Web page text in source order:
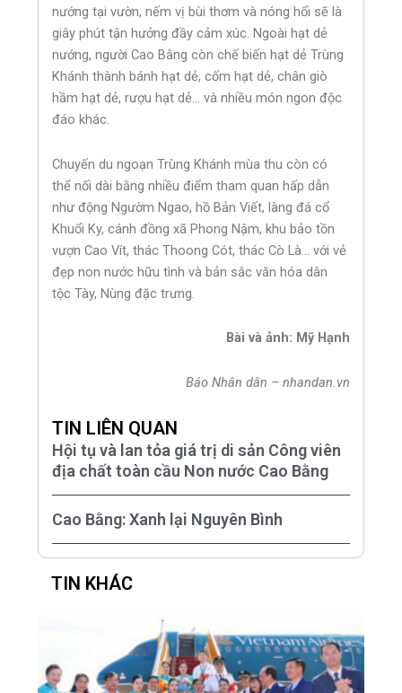
nướng tại vườn, nếm vị bùi thơm và nóng hổi sẽ là
giây phút tận hưởng đầy cảm xúc. Ngoài hạt dẻ
nướng, người Cao Bằng còn chế biến hạt dẻ Trùng
Khánh thành bánh hạt dẻ, cốm hạt dẻ, chân giò
hầm hạt dẻ, rượu hạt dẻ… và nhiều món ngon độc
đáo khác.
Chuyến du ngoạn Trùng Khánh mùa thu còn có
thể nối dài bằng nhiều điểm tham quan hấp dẫn
như động Ngườm Ngao, hồ Bản Viết, làng đá cổ
Khuổi Ky, cánh đồng xã Phong Nậm, khu bảo tồn
vượn Cao Vít, thác Thoong Cót, thác Cò Là… với vẻ
đẹp non nước hữu tình và bản sắc văn hóa dân
tộc Tày, Nùng đặc trưng.
Bài và ảnh: Mỹ Hạnh
Báo Nhân dân – nhandan.vn
TIN LIÊN QUAN
Hội tụ và lan tỏa giá trị di sản Công viên
địa chất toàn cầu Non nước Cao Bằng
Cao Bằng: Xanh lại Nguyên Bình
TIN KHÁC